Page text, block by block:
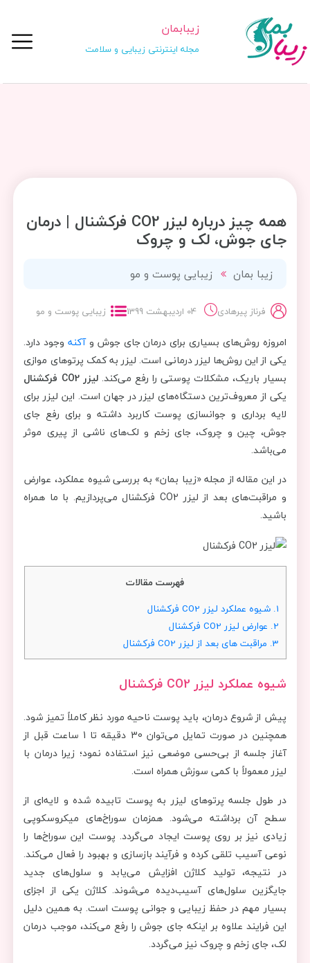
زیبابمان
مجله اینترنتی زیبایی و سلامت
همه چیز درباره لیزر CO2 فرکشنال | درمان
جای جوش، لک و چروک
زیبا بمان زیبایی پوست و مو
فرناز پیرهادی 04 اردیبهشت 1399 زیبایی پوست و مو
امروزه روش‌های بسیاری برای درمان جای جوش وآکنهوجود دارد.
یکی از این روش‌ها لیزر درمانی است. لیزر به کمک پرتوهای موازی
بسیار باریک، مشکلات پوستی را رفع می‌کند.لیزر CO2
فرکشنال
یکی از معروف‌ترین دستگاه‌های لیزر در جهان است. این لیزر برای
لایه برداری و جوانسازی پوست کاربرد داشته و برای رفع جای
جوش، چین و چروک، جای زخم و لک‌های ناشی از پیری موثر
می‌باشد.
در این مقاله از مجله «زیبا بمان» به بررسی شیوه عملکرد، عوارض
و مراقبت‌های بعد از لیزر CO2 فرکشنال می‌پردازیم. با ما همراه
باشید.
فهرست مقالات
1. شیوه عملکرد لیزر CO2 فرکشنال
2. عوارض لیزر CO2 فرکشنال
3. مراقبت های بعد از لیزر CO2 فرکشنال
شیوه عملکرد لیزر فرکشنال
پیش از شروع درمان، باید پوست ناحیه مورد نظر کاملاً تمیز شود.
همچنین در صورت تمایل می‌توان 30 دقیقه تا 1 ساعت قبل از
آغاز جلسه از بی‌حسی موضعی نیز استفاده نمود؛ زیرا درمان با
لیزر معمولاً با کمی سوزش همراه است.
در طول جلسه پرتوهای لیزر به پوست تابیده شده و لایه‌ای از
سطح آن برداشته می‌شود. همزمان سوراخ‌های میکروسکوپی
زیادی نیز بر روی پوست ایجاد می‌گردد. پوست این سوراخ‌ها را
نوعی آسیب تلقی کرده و فرآیند بازسازی و بهبود را فعال می‌کند.
در نتیجه، تولید کلاژن افزایش می‌یابد و سلول‌های جدید
جایگزین سلول‌های آسیب‌دیده می‌شوند. کلاژن یکی از اجزای
بسیار مهم در حفظ زیبایی و جوانی پوست است. به همین دلیل
این فرایند علاوه بر اینکه جای جوش را رفع می‌کند، موجب درمان
لک‌، جای زخم و چروک نیز می‌گردد.